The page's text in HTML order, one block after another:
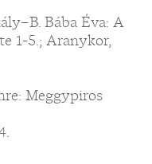
Bába Éva: A
1-5.; Aranykor,
Meggypiros